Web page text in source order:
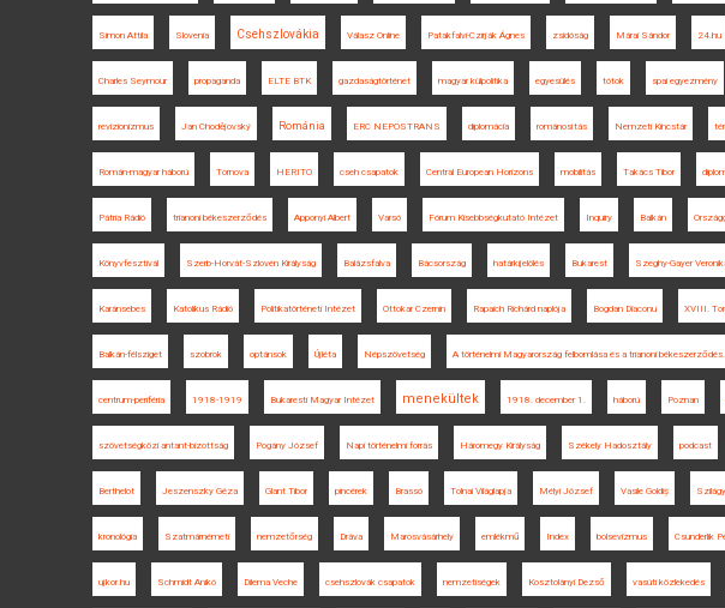
Simon Attila Slovenia Csehszlovákia Válasz Online Patakfalvi-Czirják Ágnes zsidóság Márai Sándor 24.hu
Charles Seymour propaganda ELTE BTK gazdaságtörténet magyar külpolitika egyesülés tótok spai egyezmény
revizionizmus Jan Chodějovský Románia ERC NEPOSTRANS diplomácia románosítás Nemzeti Kincstár
Román-magyar háború Tornova HERITO cseh csapatok Central European Horizons mobilitás Takács Tibor
Pátria Rádió trianoni békeszerződés Apponyi Albert Varsó Fórum Kisebbségkutató Intézet Inquiry Balkán
Könyvfesztivál Szerb-Horvát-Szlovén Királyság Balázsfalva Bácsország határkijelölés Bukarest Szeghy-Gayer
Karánsebes Katolikus Rádió Politikatörténeti Intézet Ottokar Czernin Rapaich Richárd naplója Bogdan Diaconu XVIII.
Balkán-félsziget szobrok optánsok Újléta Népszövetség A történelmi Magyarország felbomlása és a trianoni
centrum-periféria 1918-1919 Bukaresti Magyar Intézet menekültek 1918. december 1. háború Poznan
szövetségközi antant-bizottság Pogány József Napi történelmi forrás Háromegy Királyság Székely Hadosztály podcast
Berthelot Jeszenszky Géza Glant Tibor pincérek Brassó Tolnai Világlapja Mélyi József Vasile Goldiș
kronológia Szatmárnémeti nemzetőrség Dráva Marosvásárhely emlékmű Index bolsevizmus Csunderlik
ujkor.hu Schmidt Anikó Dilema Veche csehszlovák csapatok nemzetiségek Kosztolányi Dezső vasúti közlekedés